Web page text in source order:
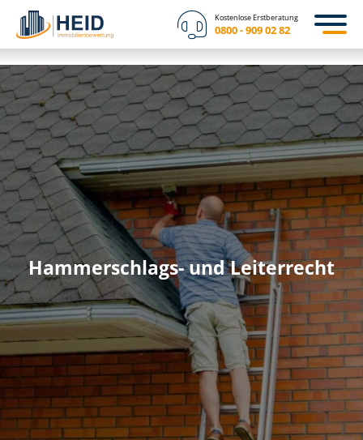
Kostenlose Erstberatung
0800 - 909 02 82
Hammerschlags- und Leiterrecht